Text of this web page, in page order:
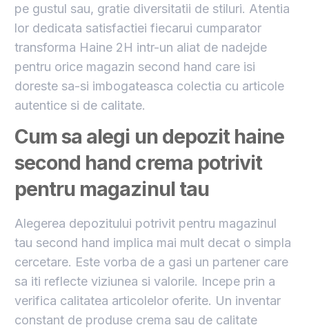
pe gustul sau, gratie diversitatii de stiluri. Atentia
lor dedicata satisfactiei fiecarui cumparator
transforma Haine 2H intr-un aliat de nadejde
pentru orice magazin second hand care isi
doreste sa-si imbogateasca colectia cu articole
autentice si de calitate.
Cum sa alegi un depozit haine
second hand crema potrivit
pentru magazinul tau
Alegerea depozitului potrivit pentru magazinul
tau second hand implica mai mult decat o simpla
cercetare. Este vorba de a gasi un partener care
sa iti reflecte viziunea si valorile. Incepe prin a
verifica calitatea articolelor oferite. Un inventar
constant de produse crema sau de calitate